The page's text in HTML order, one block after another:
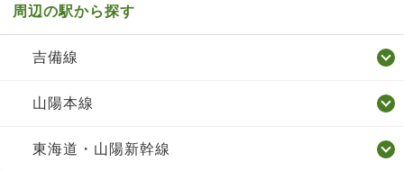
周辺の駅から探す
吉備線
山陽本線
東海道・山陽新幹線